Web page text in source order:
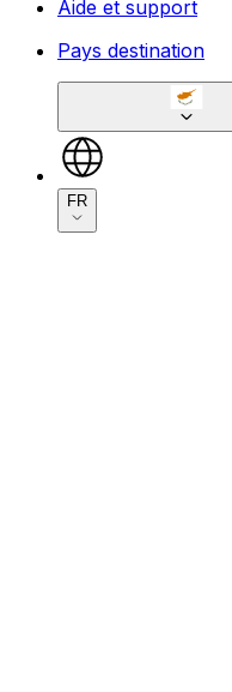
Aide et support
Pays destination
FR